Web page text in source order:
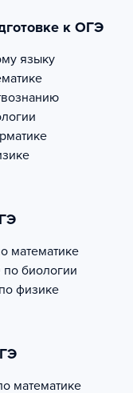
к ОГЭ
языку
математике
биологии
физике
математике